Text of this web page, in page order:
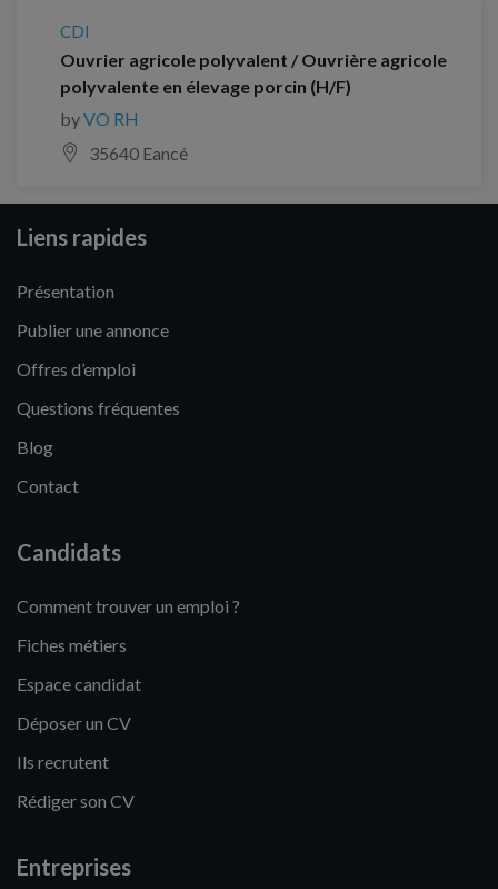
CDI
Ouvrier agricole polyvalent / Ouvrière agricole
polyvalente en élevage porcin (H/F)
byVO RH
35640 Eancé
Liens rapides
Présentation
Publier une annonce
Offres d’emploi
Questions fréquentes
Blog
Contact
Candidats
Comment trouver un emploi ?
Fiches métiers
Espace candidat
Déposer un CV
Ils recrutent
Rédiger son CV
Entreprises